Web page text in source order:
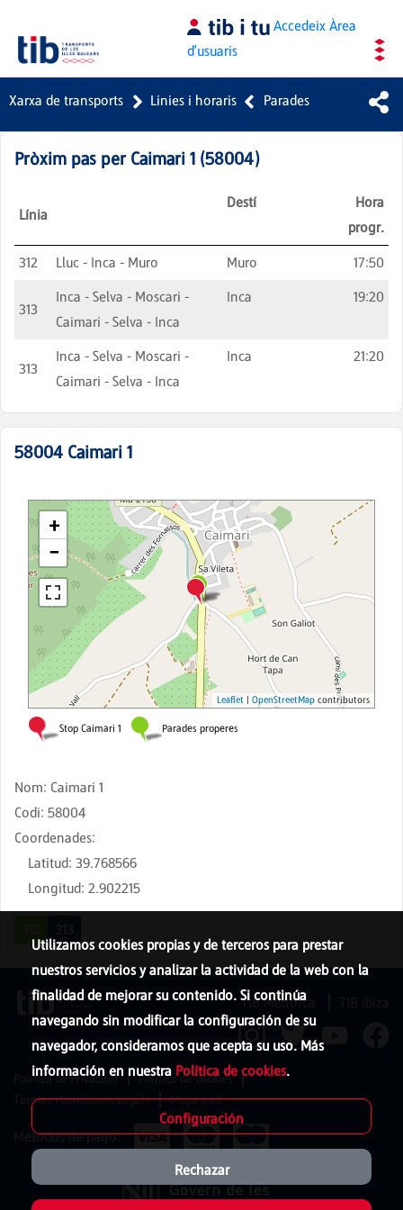
AccedeixÀrea
d'usuaris
Xarxa de transports Linies i horaris Parades
Pròxim pas per Caimari 1 (58004)
Línia
Destí
Hora
progr.
312 Lluc - Inca - Muro Muro 17:50
313
Inca - Selva - Moscari -
Caimari - Selva - Inca
Inca 19:20
313
Inca - Selva - Moscari -
Caimari - Selva - Inca
Inca 21:20
58004 Caimari 1
Nom: Caimari 1
Codi: 58004
Coordenades:
Latitud: 39.768566
Longitud: 2.902215
Utilizamos cookies propias y de terceros para prestar
nuestros servicios y analizar la actividad de la web con la
finalidad de mejorar su contenido. Si continúa
navegando sin modificar la configuración de su
navegador, consideramos que acepta su uso. Más
información en nuestra Política de cookies.
Configuración
Rechazar
TIB Menorca
Política de Privacitat
Política de cookies
Termes i Condicions Legals
Mapa web
Métodos de pago: